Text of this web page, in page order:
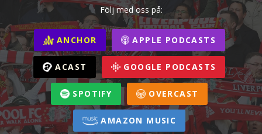
Följ med oss på:
ANCHOR APPLE PODCASTS
ACAST GOOGLE PODCASTS
SPOTIFY OVERCAST
AMAZON MUSIC